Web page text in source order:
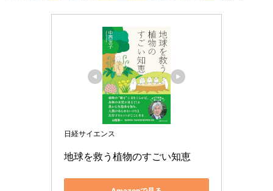
日経サイエンス
地球を救う植物のすごい知恵